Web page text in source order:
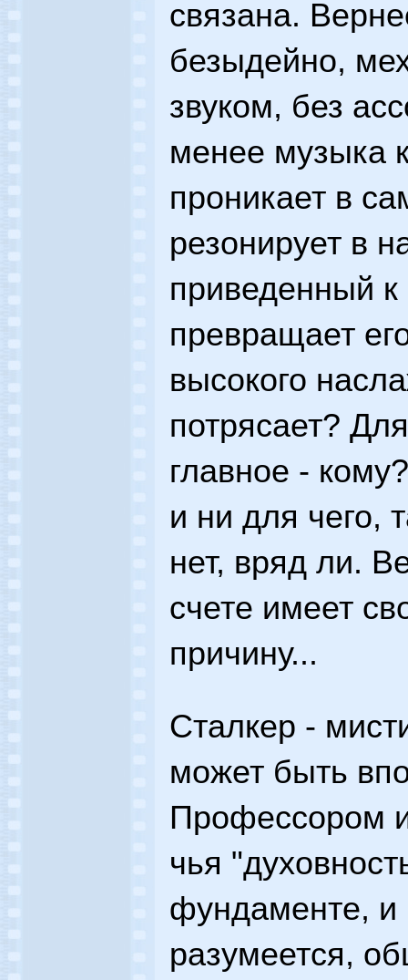
связана.
безыдейно,
звуком, без
менее музыка
проникает в
резонирует в
приведенный
превращает
высокого
потрясает?
главное -
и ни для чего,
нет, вряд ли.
счете имеет
причину...
Сталкер -
может быть
Профессором
чья
фундаменте, и
разумеется,